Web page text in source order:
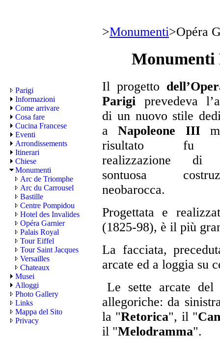
Parigi
Informazioni
Come arrivare
Cosa fare
Cucina Francese
Eventi
Arrondissements
Itinerari
Chiese
Monumenti
Arc de Triomphe
Arc du Carrousel
Bastille
Centre Pompidou
Hotel des Invalides
Opéra Garnier
Palais Royal
Tour Eiffel
Tour Saint Jacques
Versailles
Chateaux
Musei
Alloggi
Photo Gallery
Links
Mappa del Sito
Privacy
>Monumenti>Opéra
Monumenti
Il progetto
Parigi prevedeva
di un nuovo stile
aNapoleone III
risultato fu
realizzazione di
sontuosa
neobarocca.
Progettata e
(1825-98), è il più
La facciata,
arcate ed a loggia su
Le sette arcate del
allegoriche: da
la "Retorica", il "
il "Melodramma".